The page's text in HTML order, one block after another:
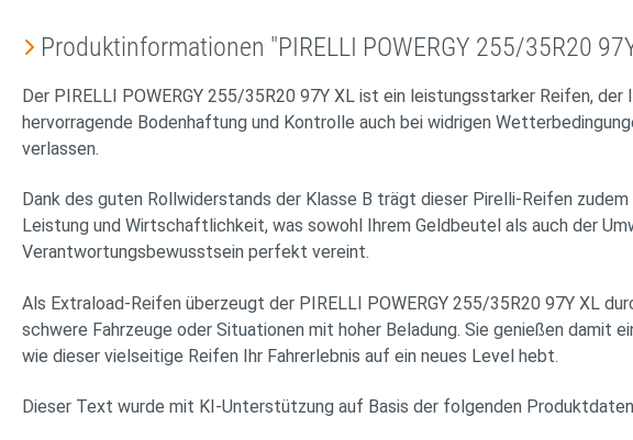
Produktinformationen "PIRELLI POWERGY 255/35R20
Der PIRELLI POWERGY 255/35R20 97Y XL ist ein leistungsstarker Reifen,
hervorragende Bodenhaftung und Kontrolle auch bei widrigen
verlassen.
Dank des guten Rollwiderstands der Klasse B trägt dieser Pirelli-Reifen
Leistung und Wirtschaftlichkeit, was sowohl Ihrem Geldbeutel als auch der
Verantwortungsbewusstsein perfekt vereint.
Als Extraload-Reifen überzeugt der PIRELLI POWERGY 255/35R20 97Y XL
schwere Fahrzeuge oder Situationen mit hoher Beladung. Sie genießen damit
wie dieser vielseitige Reifen Ihr Fahrerlebnis auf ein neues Level hebt.
Dieser Text wurde mit KI-Unterstützung auf Basis der folgenden